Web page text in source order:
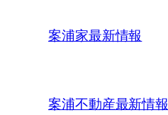
案浦家最新情報
案浦不動産最新情報